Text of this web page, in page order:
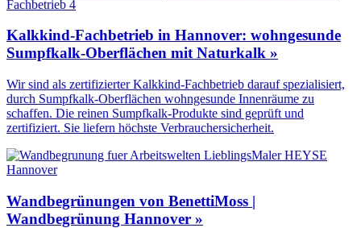
Kalkkind-Fachbetrieb in Hannover: wohngesunde
Sumpfkalk-Oberflächen mit Naturkalk »
Wir sind als zertifizierter Kalkkind-Fachbetrieb darauf spezialisiert,
durch Sumpfkalk-Oberflächen wohngesunde Innenräume zu
schaffen. Die reinen Sumpfkalk-Produkte sind geprüft und
zertifiziert. Sie liefern höchste Verbrauchersicherheit.
Wandbegrünungen von BenettiMoss |
Wandbegrünung Hannover »